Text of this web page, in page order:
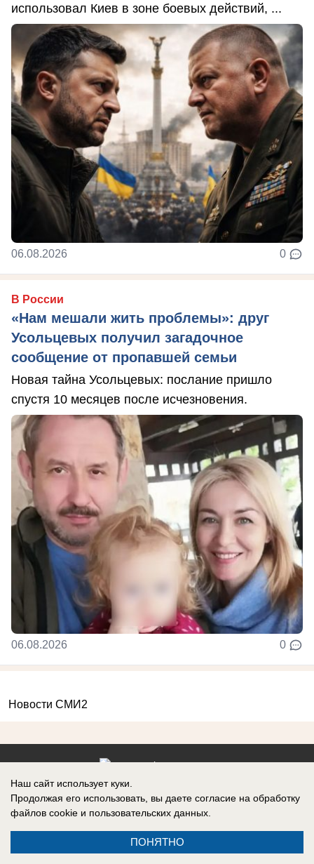
использовал Киев в зоне боевых действий, ...
06.08.2026 0
В России
«Нам мешали жить проблемы»: друг
Усольцевых получил загадочное
сообщение от пропавшей семьи
Новая тайна Усольцевых: послание пришло
спустя 10 месяцев после исчезновения.
06.08.2026 0
Новости СМИ2
Реклама на сайте
Контакты
Вакансии
Информация
Наш сайт использует куки.
Продолжая его использовать, вы даете согласие на обработку
файлов cookie и пользовательских данных.
ПОНЯТНО